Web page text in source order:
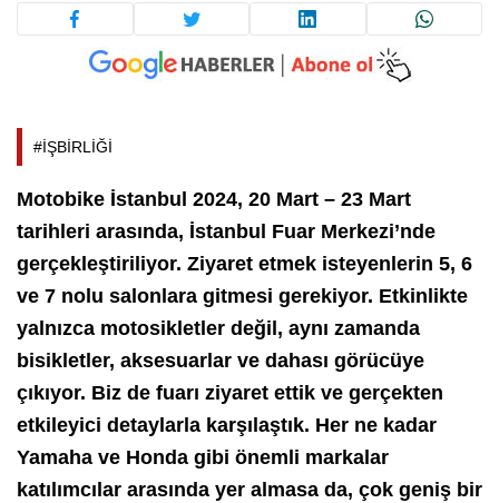
#İŞBİRLİĞİ
Motobike İstanbul 2024, 20 Mart – 23 Mart
tarihleri arasında, İstanbul Fuar Merkezi’nde
gerçekleştiriliyor. Ziyaret etmek isteyenlerin 5, 6
ve 7 nolu salonlara gitmesi gerekiyor. Etkinlikte
yalnızca motosikletler değil, aynı zamanda
bisikletler, aksesuarlar ve dahası görücüye
çıkıyor. Biz de fuarı ziyaret ettik ve gerçekten
etkileyici detaylarla karşılaştık. Her ne kadar
Yamaha ve Honda gibi önemli markalar
katılımcılar arasında yer almasa da, çok geniş bir